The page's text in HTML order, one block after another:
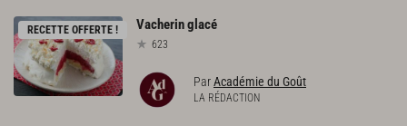
RECETTE OFFERTE ! Vacheringlacé
623
ParAcadémie du Goût
LA RÉDACTION